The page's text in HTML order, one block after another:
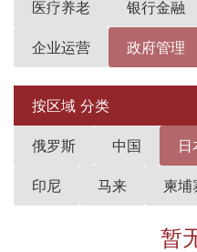
医疗养老 银行金融
企业运营 政府管理
按区域 分类
俄罗斯 中国 日
印尼 马来 柬埔
暂